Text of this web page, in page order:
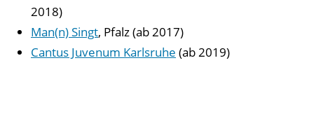
2018)
Man(n) Singt, Pfalz (ab 2017)
Cantus Juvenum Karlsruhe (ab 2019)